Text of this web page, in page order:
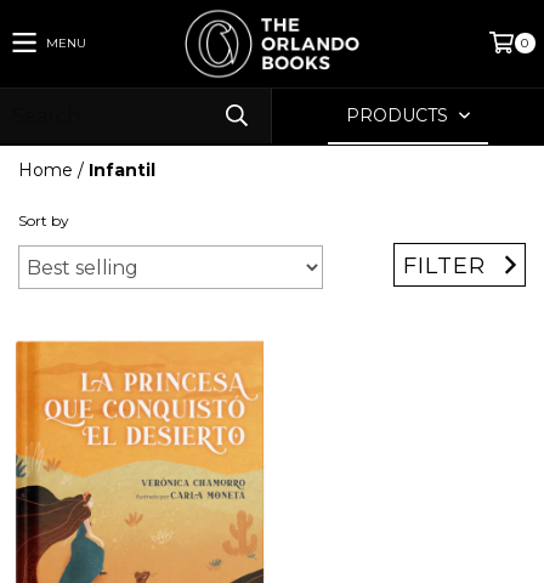
MENU 0
PRODUCTS
Home / Infantil
Sort by
FILTER